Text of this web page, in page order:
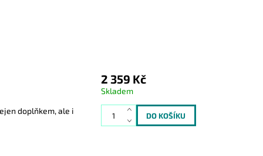
doplňkem, ale i
2 359 Kč
Skladem